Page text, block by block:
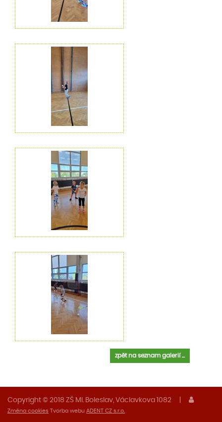
zpět na seznam galerií ...
Copyright © 2018 ZŠ Ml. Boleslav, Václavkova 1082
Změna cookies Tvorba webu ADENT CZ s.r.o.